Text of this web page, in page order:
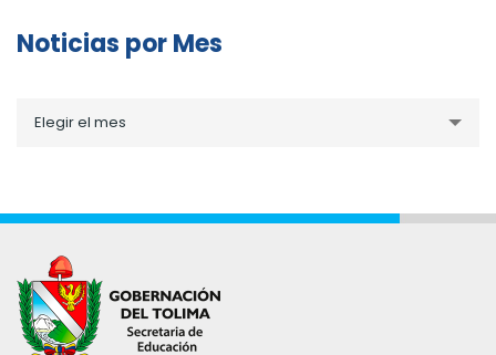
Noticias por Mes
porElegir el mes